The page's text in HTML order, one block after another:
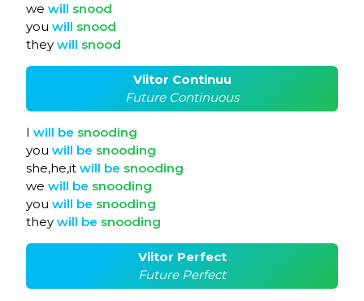
we will snood
you will snood
they will snood
Viitor Continuu
Future Continuous
I will be snooding
you will be snooding
she,he,it will be snooding
we will be snooding
you will be snooding
they will be snooding
Viitor Perfect
Future Perfect